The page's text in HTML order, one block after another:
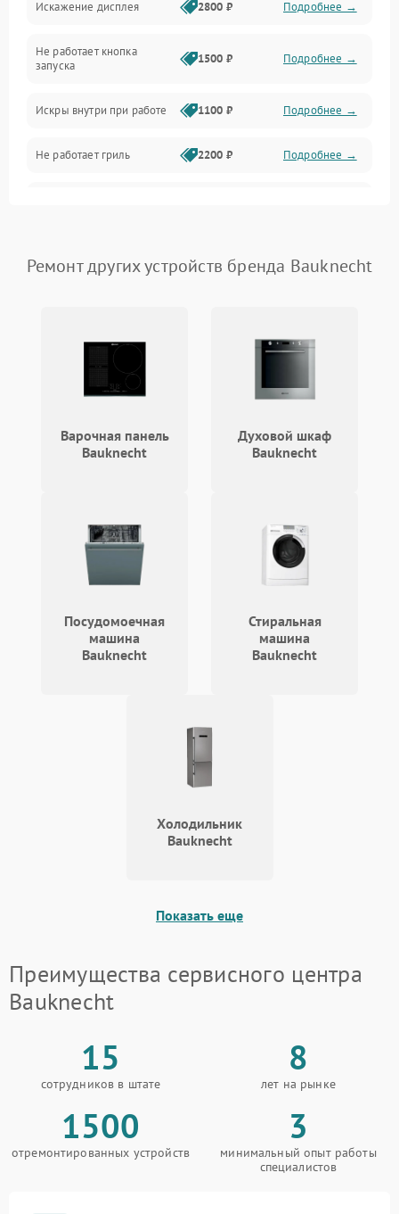
Питание и запуск
Нагрев и приготовление
Программное обеспечение
Искажение дисплея 2800 ₽ Подробнее →
Не работает кнопка
запуска
1500 ₽ Подробнее →
Искры внутри при работе 1100 ₽ Подробнее →
Не работает гриль 2200 ₽ Подробнее →
Появление запаха гари 2400 ₽ Подробнее →
Поломка системы
Подробнее →
Ремонт других устройств бренда Bauknecht
Варочная панель
Bauknecht
Духовой шкаф
Bauknecht
Посудомоечная
машина
Bauknecht
Стиральная
машина
Bauknecht
Холодильник
Bauknecht
Показать еще
Преимущества сервисного центра
Bauknecht
15
сотрудников в штате
8
лет на рынке
1500
отремонтированных устройств
3
минимальный опыт работы
специалистов